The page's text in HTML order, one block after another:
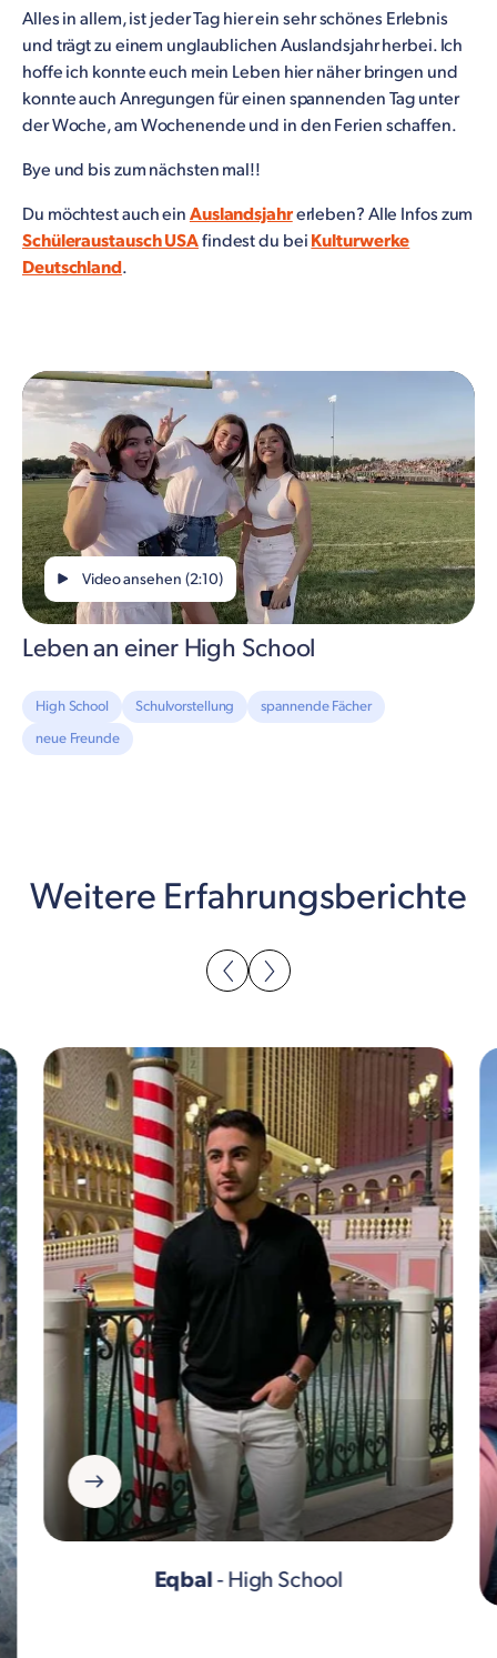
Alles in allem, ist jeder Tag hier ein sehr schönes Erlebnis
und trägt zu einem unglaublichen Auslandsjahr herbei. Ich
hoffe ich konnte euch mein Leben hier näher bringen und
konnte auch Anregungen für einen spannenden Tag unter
der Woche, am Wochenende und in den Ferien schaffen.
Bye und bis zum nächsten mal!!
Du möchtest auch ein Auslandsjahrerleben? Alle Infos zum
Schüleraustausch USAfindest du bei Kulturwerke
Deutschland.
Video ansehen (2:10)
Leben an einer High School
High School Schulvorstellung
spannende Fächer
neue Freunde
Weitere Erfahrungsberichte
Eqbal- High School